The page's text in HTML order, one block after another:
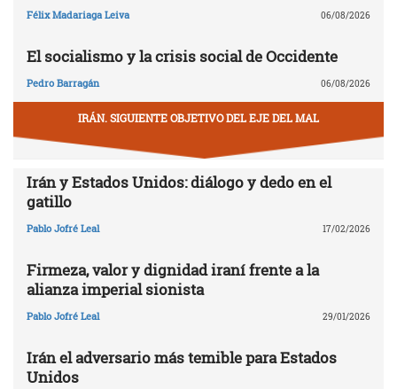
Félix Madariaga Leiva 06/08/2026
El socialismo y la crisis social de Occidente
Pedro Barragán 06/08/2026
IRÁN. SIGUIENTE OBJETIVO DEL EJE DEL MAL
Irán y Estados Unidos: diálogo y dedo en el
gatillo
Pablo Jofré Leal 17/02/2026
Firmeza, valor y dignidad iraní frente a la
alianza imperial sionista
Pablo Jofré Leal 29/01/2026
Irán el adversario más temible para Estados
Unidos